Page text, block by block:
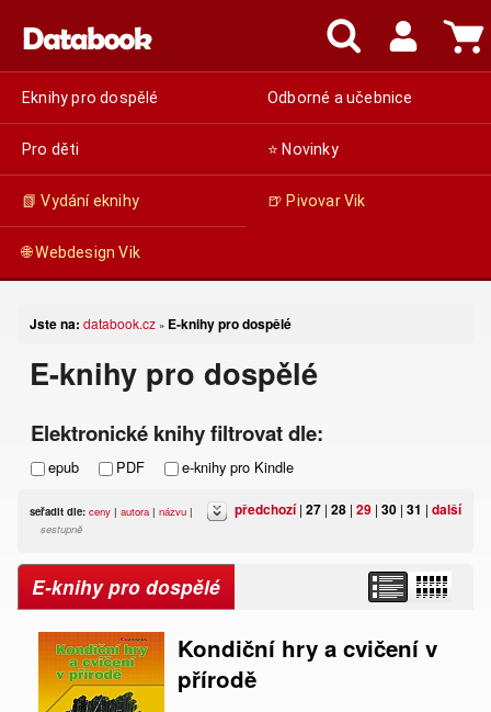
Eknihy pro dospělé Odborné a učebnice
Pro děti ⭐ Novinky
📗 Vydání eknihy 🍺 Pivovar Vik
🌐 Webdesign Vik
Jste na: databook.cz » E-knihy pro dospělé
E-knihy pro dospělé
Elektronické knihy filtrovat dle:
epub PDF e-knihy pro Kindle
předchozí| 27 | 28 | 29 | 30 | 31 | další
seřadit dle: ceny | autora | názvu |
sestupně
E-knihy pro dospělé
Kondiční hry a cvičení v
přírodě